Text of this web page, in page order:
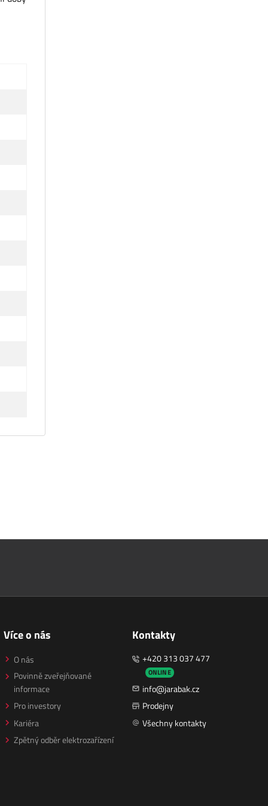
Více o nás
O nás
Povinně zveřejňované
informace
Pro investory
Kariéra
Zpětný odběr elektrozařízení
Kontakty
+420 313 037 477
ONLINE
info@jarabak.cz
Prodejny
Všechny kontakty